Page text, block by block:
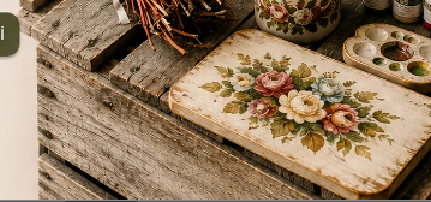
TAVSIYE ET